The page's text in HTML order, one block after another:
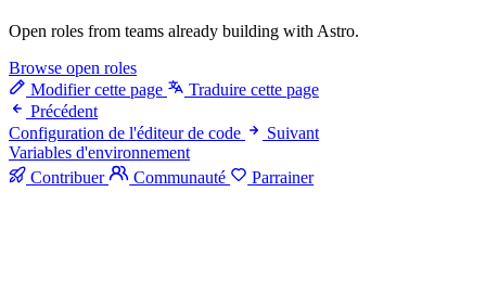
Open roles from teams already building with Astro.
Browse open roles
Modifier cette page
Traduire cette page
Précédent
Configuration de l'éditeur de code
Suivant
Variables d'environnement
Contribuer
Communauté Parrainer